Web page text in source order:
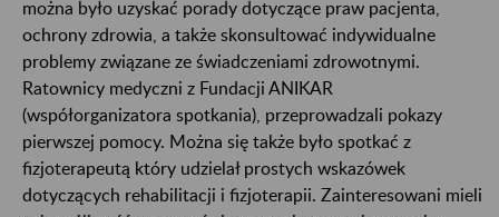
można było uzyskać porady dotyczące praw pacjenta,
ochrony zdrowia, a także skonsultować indywidualne
problemy związane ze świadczeniami zdrowotnymi.
Ratownicy medyczni z Fundacji ANIKAR
(współorganizatora spotkania), przeprowadzali pokazy
pierwszej pomocy. Można się także było spotkać z
fizjoterapeutą który udzielał prostych wskazówek
dotyczących rehabilitacji i fizjoterapii. Zainteresowani mieli